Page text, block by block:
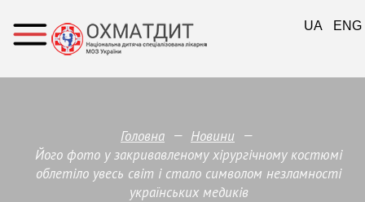
Головна — Новини —
Його фото у закривавленому хірургічному костюмі
облетіло увесь світ і стало символом незламності
українських медиків
UA ENG